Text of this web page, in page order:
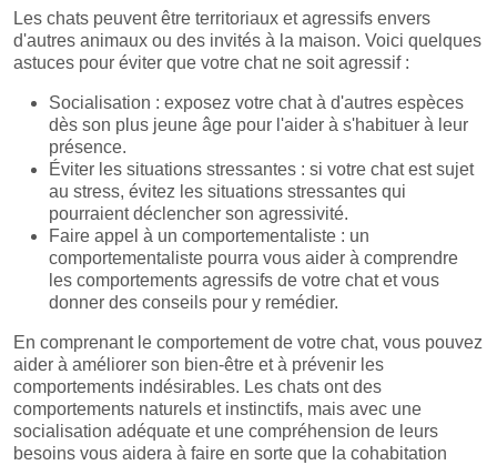
Les chats peuvent être territoriaux et agressifs envers
d'autres animaux ou des invités à la maison. Voici quelques
astuces pour éviter que votre chat ne soit agressif :
Socialisation : exposez votre chat à d'autres espèces
dès son plus jeune âge pour l'aider à s'habituer à leur
présence.
Éviter les situations stressantes : si votre chat est sujet
au stress, évitez les situations stressantes qui
pourraient déclencher son agressivité.
Faire appel à un comportementaliste : un
comportementaliste pourra vous aider à comprendre
les comportements agressifs de votre chat et vous
donner des conseils pour y remédier.
En comprenant le comportement de votre chat, vous pouvez
aider à améliorer son bien-être et à prévenir les
comportements indésirables. Les chats ont des
comportements naturels et instinctifs, mais avec une
socialisation adéquate et une compréhension de leurs
besoins vous aidera à faire en sorte que la cohabitation